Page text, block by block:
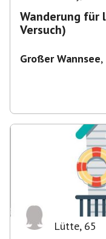
Wanderung für
Versuch)
Großer Wannsee,
Lütte, 65